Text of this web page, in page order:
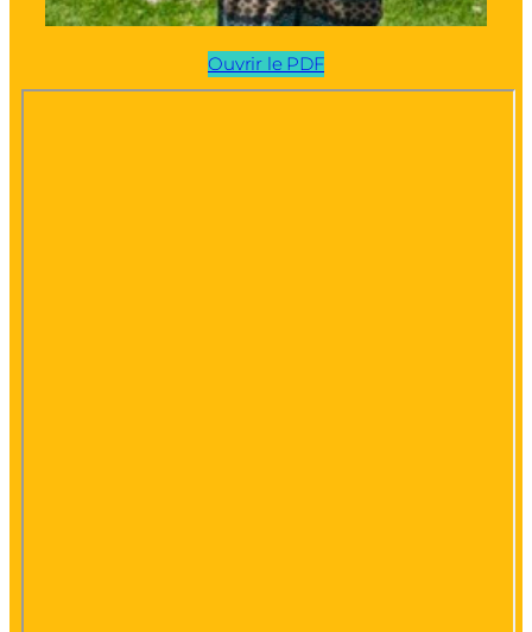
Ouvrir le PDF